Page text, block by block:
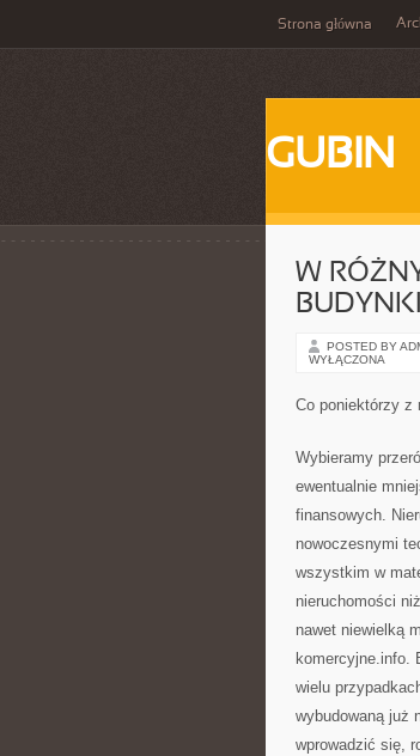
Strona główna
GUBIN
W
BUDYNKI
POSTED BY
WYŁĄCZONA
Co poniektórzy z
Wybieramy
ewentualnie
finansowych.
nowoczesnymi
wszystkim w
nieruchomości
nawet niewielką
komercyjne.info.
wielu
wybudowaną już
wprowadzić się,